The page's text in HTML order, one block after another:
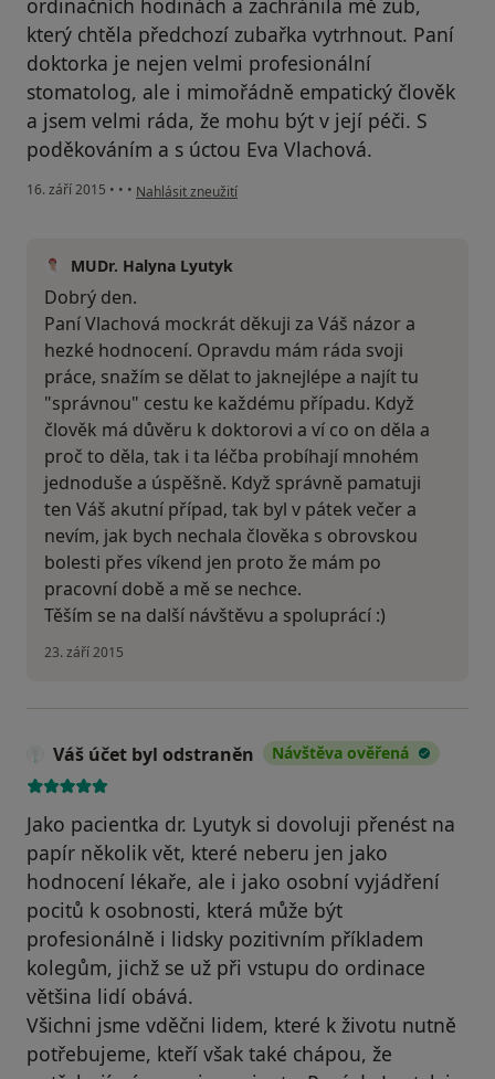
ordinačních hodinách a zachránila mě zub,
který chtěla předchozí zubařka vytrhnout. Paní
doktorka je nejen velmi profesionální
stomatolog, ale i mimořádně empatický člověk
a jsem velmi ráda, že mohu být v její péči. S
poděkováním a s úctou Eva Vlachová.
16. září 2015 • • • podle názoru uživatele Váš účet byl odstraněn
Nahlásit zneužití
MUDr. Halyna Lyutyk
Dobrý den.
Paní Vlachová mockrát děkuji za Váš názor a
hezké hodnocení. Opravdu mám ráda svoji
práce, snažím se dělat to jaknejlépe a najít tu
"správnou" cestu ke každému případu. Když
člověk má důvěru k doktorovi a ví co on děla a
proč to děla, tak i ta léčba probíhají mnohém
jednoduše a úspěšně. Když správně pamatuji
ten Váš akutní případ, tak byl v pátek večer a
nevím, jak bych nechala člověka s obrovskou
bolesti přes víkend jen proto že mám po
pracovní době a mě se nechce.
Těším se na další návštěvu a spoluprácí :)
23. září 2015
Váš účet byl odstraněn Návštěva ověřená
Jako pacientka dr. Lyutyk si dovoluji přenést na
papír několik vět, které neberu jen jako
hodnocení lékaře, ale i jako osobní vyjádření
pocitů k osobnosti, která může být
profesionálně i lidsky pozitivním příkladem
kolegům, jichž se už při vstupu do ordinace
většina lidí obává.
Všichni jsme vděčni lidem, které k životu nutně
potřebujeme, kteří však také chápou, že